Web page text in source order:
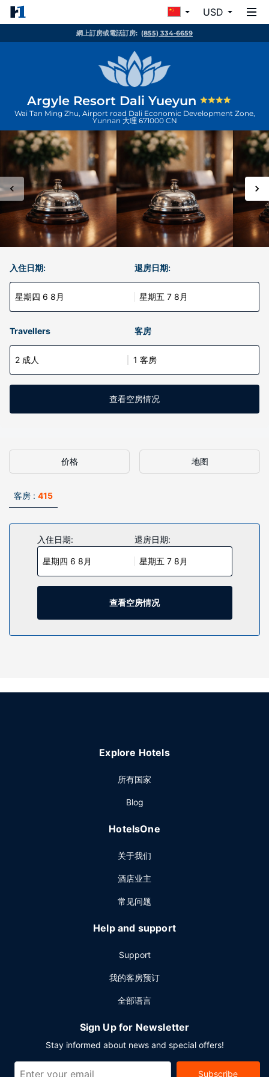
USD
網上訂房或電話訂房: (855) 334-6659
Argyle Resort Dali Yueyun
Wai Tan Ming Zhu, Airport road Dali Economic Development Zone,
Yunnan 大理 671000 CN
入住日期:
星期四 6 8月
退房日期:
星期五 7 8月
Travellers 客房
2 成人 1 客房
查看空房情况
价格 地图
客房 : 415
入住日期:
星期四 6 8月
退房日期:
星期五 7 8月
查看空房情况
Explore Hotels
所有国家
Blog
HotelsOne
关于我们
酒店业主
常见问题
Help and support
Support
我的客房预订
全部语言
Sign Up for Newsletter
Stay informed about news and special offers!
Subscribe